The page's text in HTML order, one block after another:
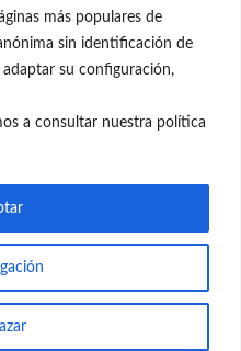
más populares de
sin identificación de
adaptar su configuración,
a consultar nuestra política